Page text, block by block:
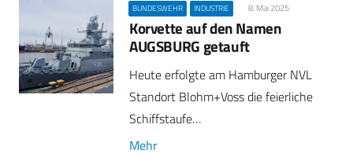
BUNDESWEHR INDUSTRIE 8. Mai 2025
Korvette auf den Namen
AUGSBURG getauft
Heute erfolgte am Hamburger NVL
Standort Blohm+Voss die feierliche
Schiffstaufe…
Mehr